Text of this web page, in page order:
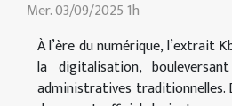
Mer. 03/09/2025 1h
À l’ère du numérique, l’extrait
la digitalisation,
administratives traditionnelles.